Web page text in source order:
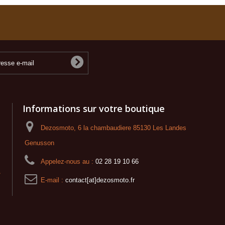
Informations sur votre boutique
Dezosmoto, 6 la chambaudiere 85130 Les Landes
Genusson
Appelez-nous au : 02 28 19 10 66
E-mail : contact[at]dezosmoto.fr